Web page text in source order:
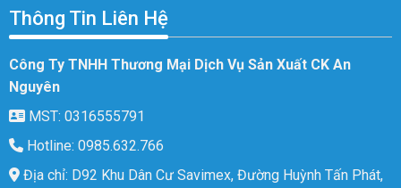
Thông Tin Liên Hệ
Công Ty TNHH Thương Mại Dịch Vụ Sản Xuất CK An
Nguyên
MST: 0316555791
Hotline: 0985.632.766
Địa chỉ: D92 Khu Dân Cư Savimex, Đường Huỳnh Tấn Phát,